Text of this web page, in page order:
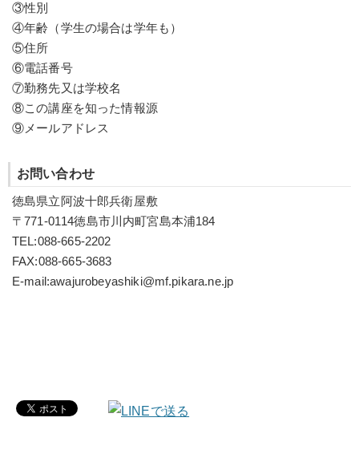
③性別
④年齢（学生の場合は学年も）
⑤住所
⑥電話番号
⑦勤務先又は学校名
⑧この講座を知った情報源
⑨メールアドレス
お問い合わせ
徳島県立阿波十郎兵衛屋敷
〒771-0114徳島市川内町宮島本浦184
TEL:088-665-2202
FAX:088-665-3683
E-mail:awajurobeyashiki@mf.pikara.ne.jp